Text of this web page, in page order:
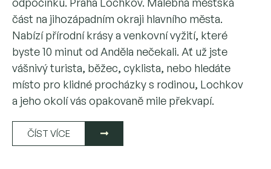
část na jihozápadním okraji hlavního města.
Nabízí přírodní krásy a venkovní vyžití, které
byste 10 minut od Anděla nečekali. Ať už jste
vášnivý turista, běžec, cyklista, nebo hledáte
místo pro klidné procházky s rodinou, Lochkov
a jeho okolí vás opakovaně mile překvapí.
ČÍST VÍCE